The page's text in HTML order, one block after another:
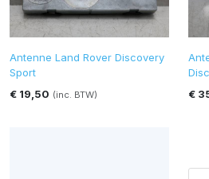
Antenne Land Rover Discovery
Sport
€ 19,50 (inc. BTW)
€